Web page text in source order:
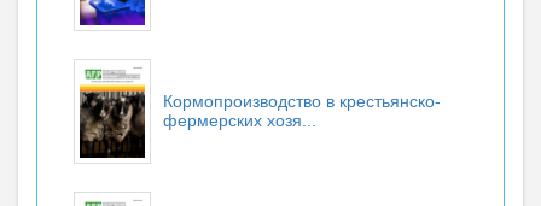
Кормопроизводство в крестьянско-
фермерских хозя...